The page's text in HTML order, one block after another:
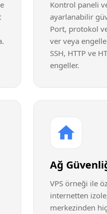
Kontrol paneli
ayarlanabilir
Port, protokol
ver veya
SSH, HTTP ve
engeller.
Ağ
VPS örneği ile
internetten
merkezinden